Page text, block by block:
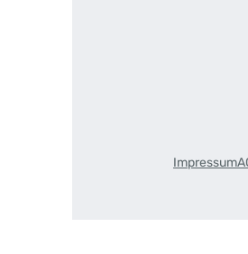
Impressum